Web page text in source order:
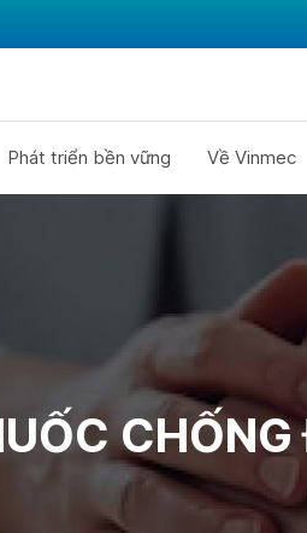
Phát triển bền vững Về Vinmec